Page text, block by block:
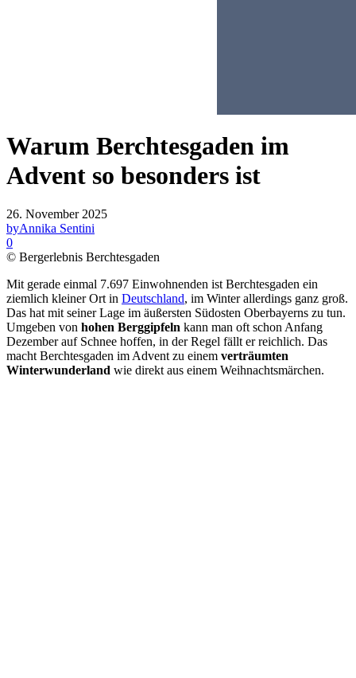
Warum Berchtesgaden im
Advent so besonders ist
26. November 2025
byAnnika Sentini
0
© Bergerlebnis Berchtesgaden
Mit gerade einmal 7.697 Einwohnenden ist Berchtesgaden ein
ziemlich kleiner Ort in Deutschland, im Winter allerdings ganz groß.
Das hat mit seiner Lage im äußersten Südosten Oberbayerns zu tun.
Umgeben von hohen Berggipfeln kann man oft schon Anfang
Dezember auf Schnee hoffen, in der Regel fällt er reichlich. Das
macht Berchtesgaden im Advent zu einem verträumten
Winterwunderland wie direkt aus einem Weihnachtsmärchen.